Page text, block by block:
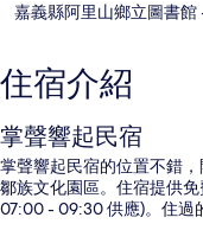
嘉義縣阿里山鄉立圖書館
住宿介紹
掌聲響起民宿
掌聲響起民宿的位置不錯
鄒族文化園區。住宿提供
07:00 - 09:30 供應)。住過